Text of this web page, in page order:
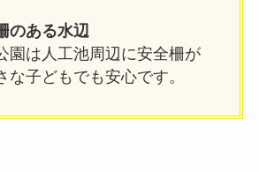
のある水辺
園は人工池周辺に安全柵が
な子どもでも安心です。